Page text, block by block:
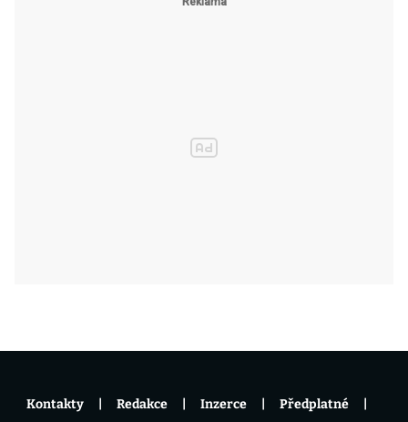
Kontakty Redakce Inzerce Předplatné